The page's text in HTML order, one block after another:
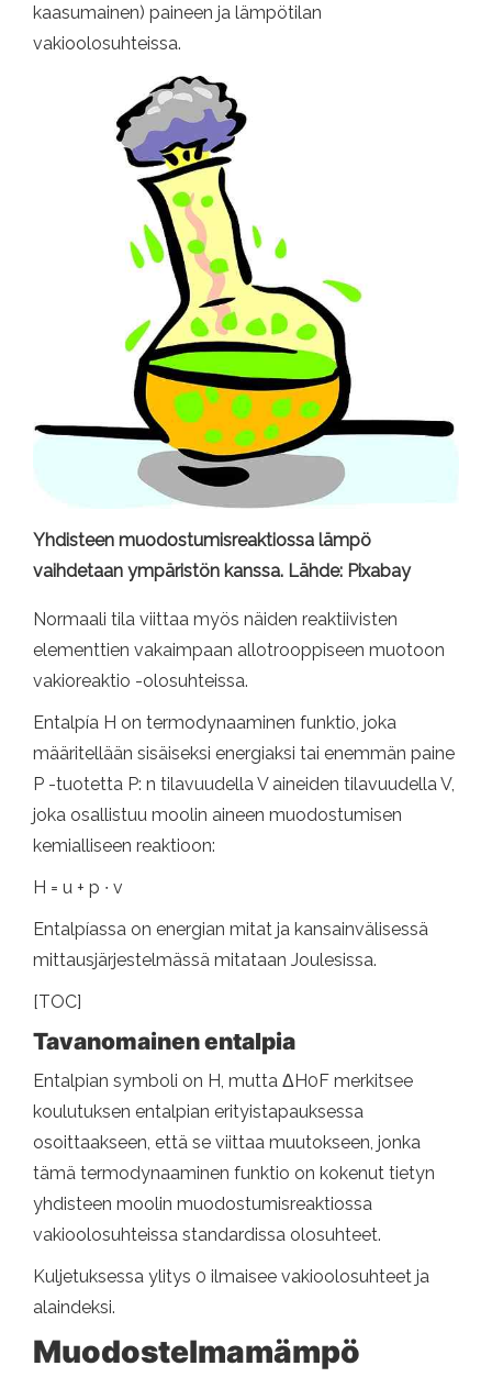
kaasumainen) paineen ja lämpötilan
vakioolosuhteissa.
Yhdisteen muodostumisreaktiossa lämpö
vaihdetaan ympäristön kanssa. Lähde: Pixabay
Normaali tila viittaa myös näiden reaktiivisten
elementtien vakaimpaan allotrooppiseen muotoon
vakioreaktio -olosuhteissa.
Entalpía H on termodynaaminen funktio, joka
määritellään sisäiseksi energiaksi tai enemmän paine
P -tuotetta P: n tilavuudella V aineiden tilavuudella V,
joka osallistuu moolin aineen muodostumisen
kemialliseen reaktioon:
H = u + p ∙ v
Entalpíassa on energian mitat ja kansainvälisessä
mittausjärjestelmässä mitataan Joulesissa.
[TOC]
Tavanomainen entalpia
Entalpian symboli on H, mutta ΔH0F merkitsee
koulutuksen entalpian erityistapauksessa
osoittaakseen, että se viittaa muutokseen, jonka
tämä termodynaaminen funktio on kokenut tietyn
yhdisteen moolin muodostumisreaktiossa
vakioolosuhteissa standardissa olosuhteet.
Kuljetuksessa ylitys 0 ilmaisee vakioolosuhteet ja
alaindeksi.
Muodostelmamämpö